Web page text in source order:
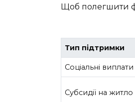
Щоб полегшити
Тип підтримки
Соціальні виплати
Субсидії на житло